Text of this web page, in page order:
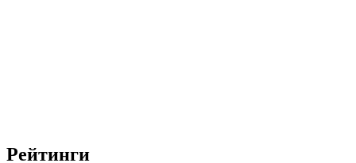
Рейтинги